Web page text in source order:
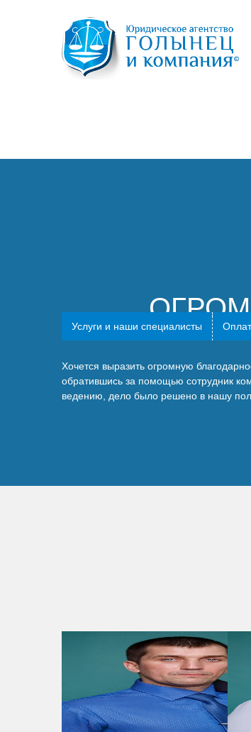
Услуги и наши специалисты
Хочется выразить огромную
обратившись за помощью сотрудник
ведению, дело было решено в нашу